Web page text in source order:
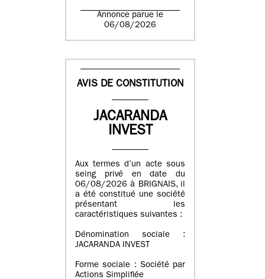
Annonce parue le
06/08/2026
AVIS DE CONSTITUTION
JACARANDA
INVEST
Aux termes d’un acte sous
seing privé en date du
06/08/2026 à BRIGNAIS, il
a été constitué une société
présentant les
caractéristiques suivantes :
Dénomination sociale :
JACARANDA INVEST
Forme sociale : Société par
Actions Simplifiée